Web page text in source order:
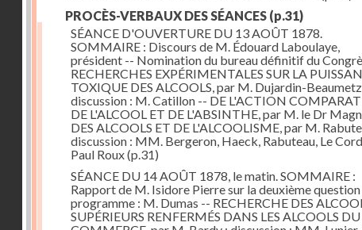
PROCÈS-VERBAUX DES SÉANCES (p.31)
SÉANCE D'OUVERTURE DU 13 AOÛT 1878.
SOMMAIRE : Discours de M. Édouard Laboulaye,
président -- Nomination du bureau définitif du
RECHERCHES EXPÉRIMENTALES SUR LA
TOXIQUE DES ALCOOLS, par M. Dujardin-
discussion : M. Catillon -- DE L'ACTION
DE L'ALCOOL ET DE L'ABSINTHE, par M. le Dr
DES ALCOOLS ET DE L'ALCOOLISME, par M.
discussion : MM. Bergeron, Haeck, Rabuteau, Le
Paul Roux(p.31)
SÉANCE DU 14 AOÛT 1878, le matin. SOMMAIRE :
Rapport de M. Isidore Pierre sur la deuxième
programme : M. Dumas -- RECHERCHE DES
SUPÉRIEURS RENFERMÉS DANS LES ALCOOLS DU